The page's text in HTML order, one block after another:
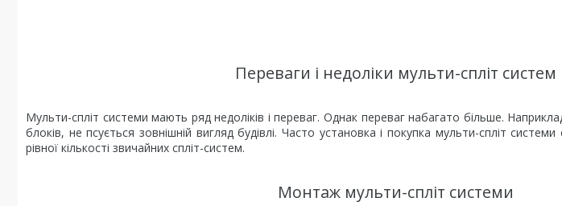
Переваги і недоліки мульти-спліт систем
Мульти-спліт системи мають ряд недоліків і переваг. Однак переваг набагато більше.
блоків, не псується зовнішній вигляд будівлі. Часто установка і покупка мульти-спліт
рівної кількості звичайних спліт-систем.
Монтаж мульти-спліт системи